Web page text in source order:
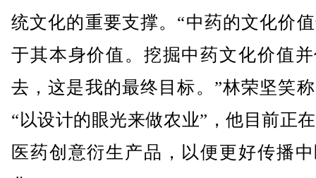
统文化的重要支撑。“中药的文化价
于其本身价值。挖掘中药文化价值
去，这是我的最终目标。”林荣坚笑
“以设计的眼光来做农业”，他目前正
医药创意衍生产品，以便更好传播